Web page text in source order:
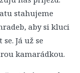
stahujeme
aby si kluci
Já už se
kamarádkou.